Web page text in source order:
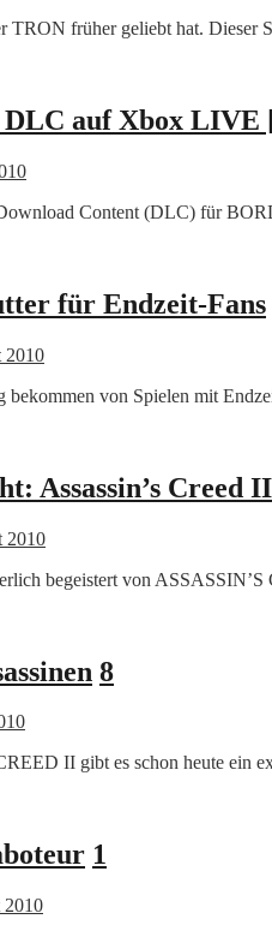
TRON früher geliebt hat.
auf Xbox LIVE
Content (DLC) für
für Endzeit-Fans
2010
bekommen von Spielen mit
Assassin’s Creed
2010
begeistert von
8
II gibt es schon heute ein
1
2010